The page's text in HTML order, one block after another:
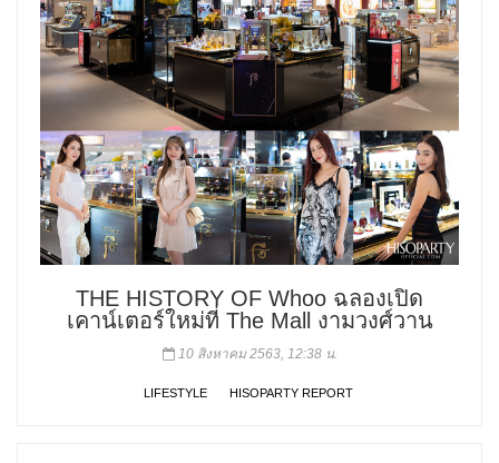
THE HISTORY OF Whoo ฉลองเปิด
เคาน์เตอร์ใหม่ที่ The Mall งามวงศ์วาน
10 สิงหาคม 2563, 12:38 น.
LIFESTYLE HISOPARTY REPORT